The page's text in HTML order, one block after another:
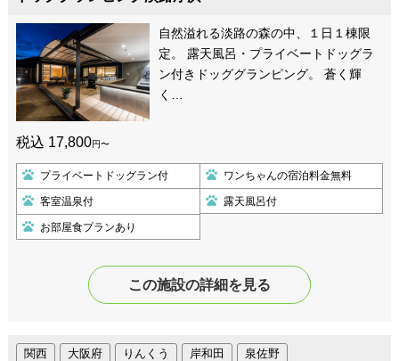
自然溢れる淡路の森の中、１日１棟限
定。 露天風呂・プライベートドッグラ
ン付きドッググランピング。 蒼く輝
く…
税込 17,800円〜
プライベートドッグラン付 ワンちゃんの宿泊料金無料
客室温泉付 露天風呂付
お部屋食プランあり
この施設の詳細を見る
岸和田 泉佐野
関西 大阪府 りんくう